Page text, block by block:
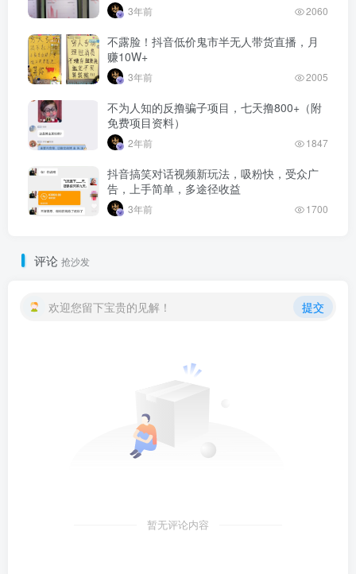
3年前 2060
不露脸！抖音低价鬼市半无人带货直播，月
赚10W+
3年前 2005
不为人知的反撸骗子项目，七天撸800+（附
免费项目资料）
2年前 1847
抖音搞笑对话视频新玩法，吸粉快，受众广
告，上手简单，多途径收益
3年前 1700
评论 抢沙发
欢迎您留下宝贵的见解！ 提交
暂无评论内容